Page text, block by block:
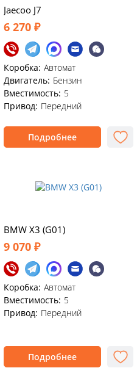
Jaecoo J7
6 270 ₽
Коробка: Автомат
Двигатель: Бензин
Вместимость: 5
Привод: Передний
Подробнее
BMW X3 (G01)
9 070 ₽
Коробка: Автомат
Вместимость: 5
Привод: Передний
Подробнее